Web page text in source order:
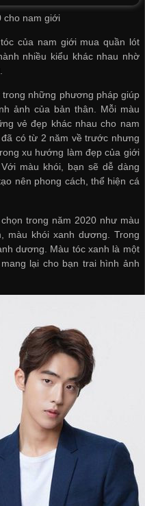
cho nam giới
của nam giới mua quần lót
nhiều kiểu khác nhau nhờ
những phương pháp giúp
ảnh của bản thân. Mỗi màu
vẻ đẹp khác nhau cho nam
có từ 2 năm về trước nhưng
xu hướng làm đẹp của giới
màu khói, bạn sẽ dễ dàng
nên phong cách, thể hiện cá
trong năm 2020 như màu
màu khói xanh dương. Trong
dương. Màu tóc xanh là một
lại cho bạn trai hình ảnh